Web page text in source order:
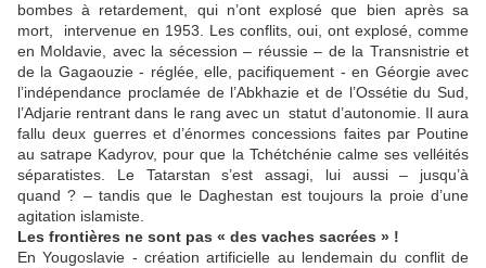
bombes à retardement, qui n’ont explosé que bien après sa
mort, intervenue en 1953. Les conflits, oui, ont explosé, comme
en Moldavie, avec la sécession – réussie – de la Transnistrie et
de la Gagaouzie - réglée, elle, pacifiquement - en Géorgie avec
l’indépendance proclamée de l’Abkhazie et de l’Ossétie du Sud,
l’Adjarie rentrant dans le rang avec un statut d’autonomie. Il aura
fallu deux guerres et d’énormes concessions faites par Poutine
au satrape Kadyrov, pour que la Tchétchénie calme ses velléités
séparatistes. Le Tatarstan s’est assagi, lui aussi – jusqu’à
quand ? – tandis que le Daghestan est toujours la proie d’une
agitation islamiste.
Les frontières ne sont pas « des vaches sacrées » !
En Yougoslavie - création artificielle au lendemain du conflit de